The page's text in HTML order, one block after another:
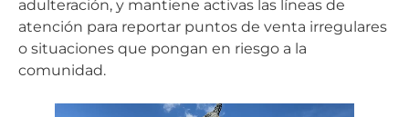
adulteración, y mantiene activas las líneas de
atención para reportar puntos de venta irregulares
o situaciones que pongan en riesgo a la
comunidad.